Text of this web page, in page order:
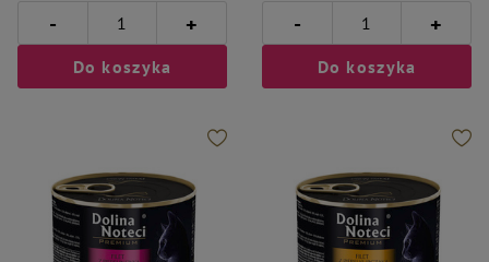
- +
Do koszyka
- +
Do koszyka